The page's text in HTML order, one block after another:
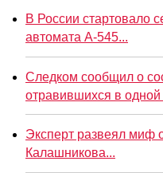
В России стартовало
автомата А-545...
Следком сообщил о
отравившихся в
Эксперт развеял миф
Калашникова...